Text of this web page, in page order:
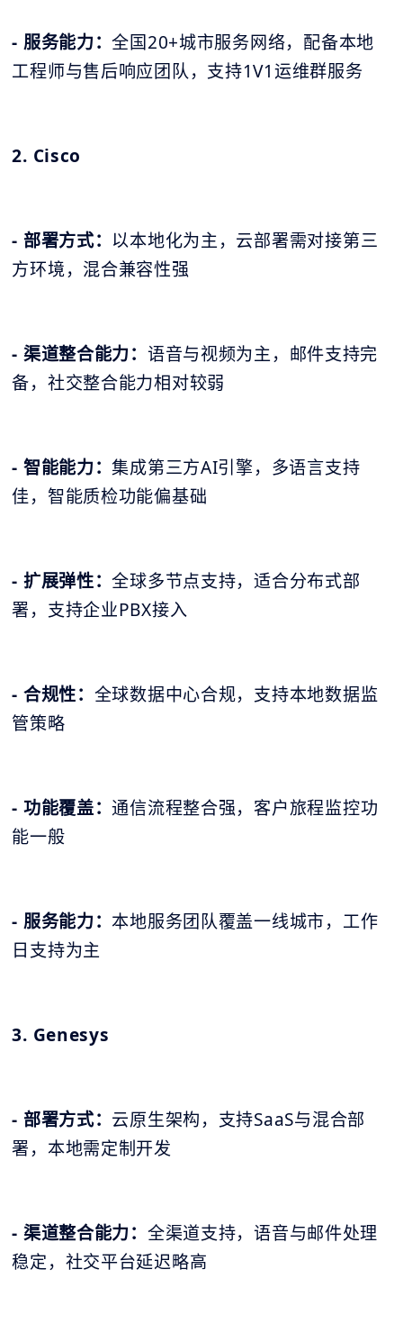
- 服务能力：全国20+城市服务网络，配备本地
工程师与售后响应团队，支持1V1运维群服务
2. Cisco
- 部署方式： 以本地化为主，云部署需对接第三
方环境，混合兼容性强
- 渠道整合能力： 语音与视频为主，邮件支持完
备，社交整合能力相对较弱
- 智能能力：集成第三方AI引擎，多语言支持
佳，智能质检功能偏基础
- 扩展弹性：全球多节点支持，适合分布式部
署，支持企业PBX接入
- 合规性： 全球数据中心合规，支持本地数据监
管策略
- 功能覆盖：通信流程整合强，客户旅程监控功
能一般
- 服务能力： 本地服务团队覆盖一线城市，工作
日支持为主
3. Genesys
- 部署方式： 云原生架构，支持SaaS与混合部
署，本地需定制开发
- 渠道整合能力： 全渠道支持，语音与邮件处理
稳定，社交平台延迟略高